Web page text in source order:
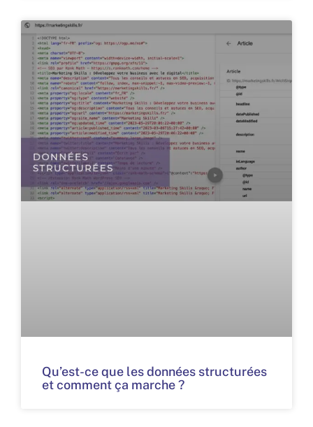
Qu’est-ce que les données structurées
et comment ça marche ?